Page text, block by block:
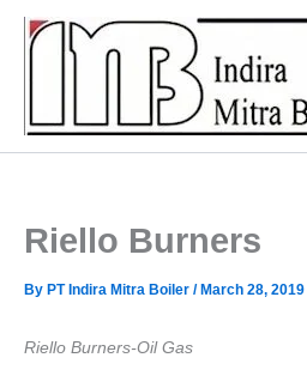
Riello Burners
By PT Indira Mitra Boiler / March 28, 2019
Riello Burners-Oil Gas